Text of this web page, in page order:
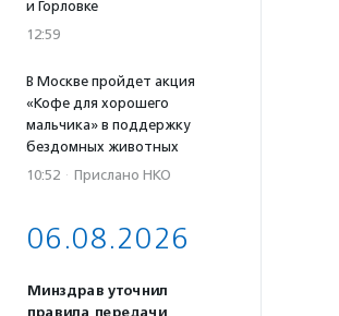
и Горловке
12:59
В Москве пройдет акция
«Кофе для хорошего
мальчика» в поддержку
бездомных животных
10:52 · Прислано НКО
06.08.2026
Минздрав уточнил